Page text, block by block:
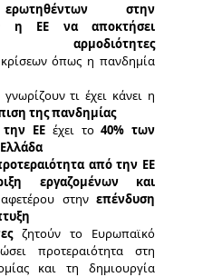
στην
η ΕΕ να αποκτήσει
αρμοδιότητες
κρίσεων όπως η πανδημία
γνωρίζουν τι έχει κάνει η
της πανδημίας
την ΕΕ έχει το40% των
από την ΕΕ
εργαζομένων
και
στην επένδυση
ζητούν το Ευρωπαϊκό
προτεραιότητα στη
και τη δημιουργία